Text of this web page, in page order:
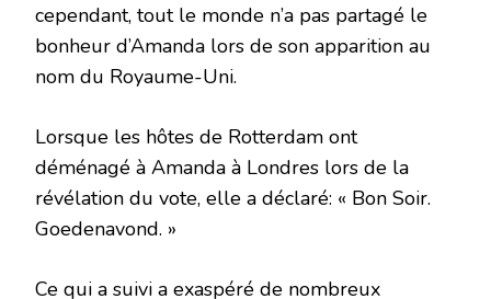
cependant, tout le monde n’a pas partagé le
bonheur d’Amanda lors de son apparition au
nom du Royaume-Uni.
Lorsque les hôtes de Rotterdam ont
déménagé à Amanda à Londres lors de la
révélation du vote, elle a déclaré: « Bon Soir.
Goedenavond. »
Ce qui a suivi a exaspéré de nombreux